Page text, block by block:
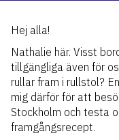
Hej alla!
Nathalie här. Visst
tillgängliga även för
rullar fram i rullstol?
mig därför för att
Stockholm och testa
framgångsrecept.